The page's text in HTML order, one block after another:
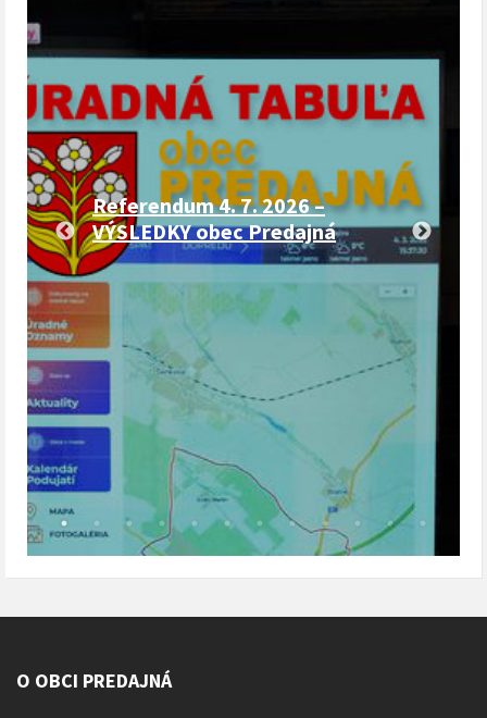
Referendum 4. 7. 2026 –
VÝSLEDKY obec Predajná
O OBCI PREDAJNÁ